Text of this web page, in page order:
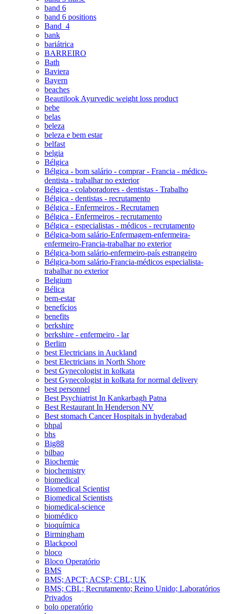
band 6
band 6 positions
Band_4
bank
bariátrica
BARREIRO
Bath
Baviera
Bayern
beaches
Beautilook Ayurvedic weight loss product
bebe
belas
beleza
beleza e bem estar
belfast
belgia
Bélgica
Bélgica - bom salário - comprar - Francia - médico-
dentista - trabalhar no exterior
Bélgica - colaboradores - dentistas - Trabalho
Bélgica - dentistas - recrutamento
Bélgica - Enfermeiros - Recrutamen
Bélgica - Enfermeiros - recrutamento
Bélgica - especialistas - médicos - recrutamento
Bélgica-bom salário-Enfermagem-enfermeira-
enfermeiro-Francia-trabalhar no exterior
Bélgica-bom salário-enfermeiro-país estrangeiro
Bélgica-bom salário-Francia-médicos especialista-
trabalhar no exterior
Belgium
Bélica
bem-estar
benefícios
benefits
berkshire
berkshire - enfermeiro - lar
Berlim
best Electricians in Auckland
best Electricians in North Shore
best Gynecologist in kolkata
best Gynecologist in kolkata for normal delivery
best personnel
Best Psychiatrist In Kankarbagh Patna
Best Restaurant In Henderson NV
Best stomach Cancer Hospitals in hyderabad
bhpal
bhs
Big88
bilbao
Biochemie
biochemistry
biomedical
Biomedical Scientist
Biomedical Scientists
biomedical-science
biomédico
bioquímica
Birmingham
Blackpool
bloco
Bloco Operatório
BMS
BMS; APCT; ACSP; CBL; UK
BMS; CBL; Recrutamento; Reino Unido; Laboratórios
Privados
bolo operatório